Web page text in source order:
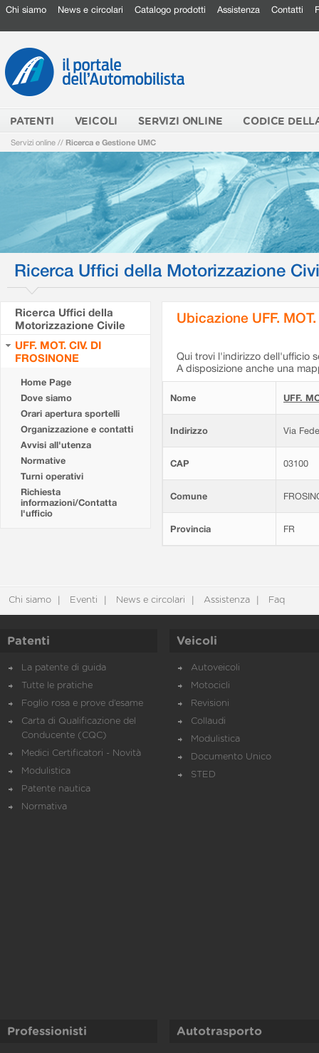
Chi siamo News e circolari Catalogo prodotti Assistenza Contatti
PATENTI VEICOLI SERVIZI ONLINE CODICE
Servizi online // Ricerca e Gestione UMC
Ricerca Uffici della Motorizzazione
Ricerca Uffici della
Motorizzazione Civile
UFF. MOT. CIV. DI
FROSINONE
Home Page
Dove siamo
Orari apertura sportelli
Organizzazione e contatti
Avvisi all'utenza
Normative
Turni operativi
Richiesta
informazioni/Contatta
l'ufficio
Ubicazione UFF.
Qui trovi l'indirizzo dell'ufficio
A disposizione anche una
Nome UFF.
Indirizzo Via
CAP 03100
Comune
Provincia FR
Chi siamo Eventi News e circolari Assistenza Faq
Patenti
La patente di guida
Tutte le pratiche
Foglio rosa e prove d’esame
Carta di Qualificazione del
Conducente (CQC)
Medici Certificatori - Novità
Modulistica
Patente nautica
Normativa
Veicoli
Autoveicoli
Motocicli
Revisioni
Collaudi
Modulistica
Documento Unico
STED
Professionisti Autotrasporto